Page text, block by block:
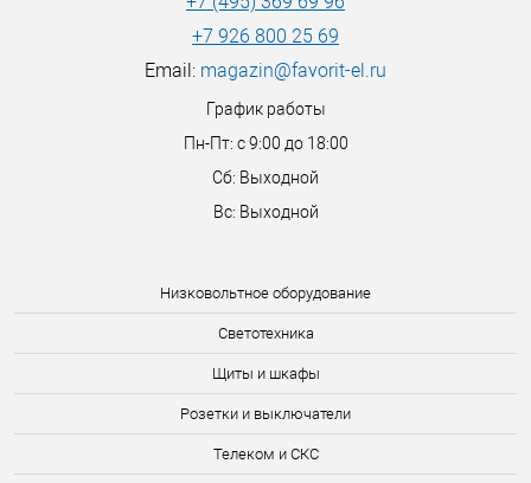
Низковольтное оборудование
Светотехника
Щиты и шкафы
Розетки и выключатели
Телеком и СКС
+7 926 800 25 69
Email: magazin@favorit-el.ru
График работы
Пн-Пт: с 9:00 до 18:00
Сб: Выходной
Вс: Выходной